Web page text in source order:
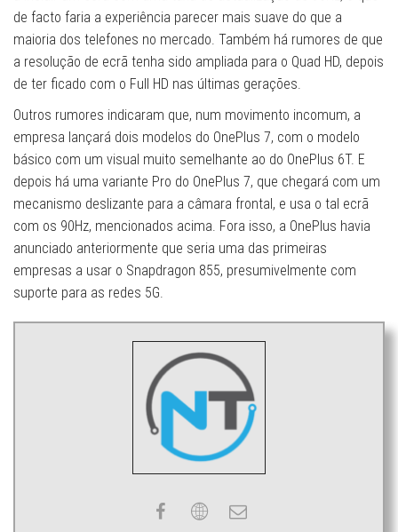
de facto faria a experiência parecer mais suave do que a
maioria dos telefones no mercado. Também há rumores de que
a resolução de ecrã tenha sido ampliada para o Quad HD, depois
de ter ficado com o Full HD nas últimas gerações.
Outros rumores indicaram que, num movimento incomum, a
empresa lançará dois modelos do OnePlus 7, com o modelo
básico com um visual muito semelhante ao do OnePlus 6T. E
depois há uma variante Pro do OnePlus 7, que chegará com um
mecanismo deslizante para a câmara frontal, e usa o tal ecrã
com os 90Hz, mencionados acima. Fora isso, a OnePlus havia
anunciado anteriormente que seria uma das primeiras
empresas a usar o Snapdragon 855, presumivelmente com
suporte para as redes 5G.